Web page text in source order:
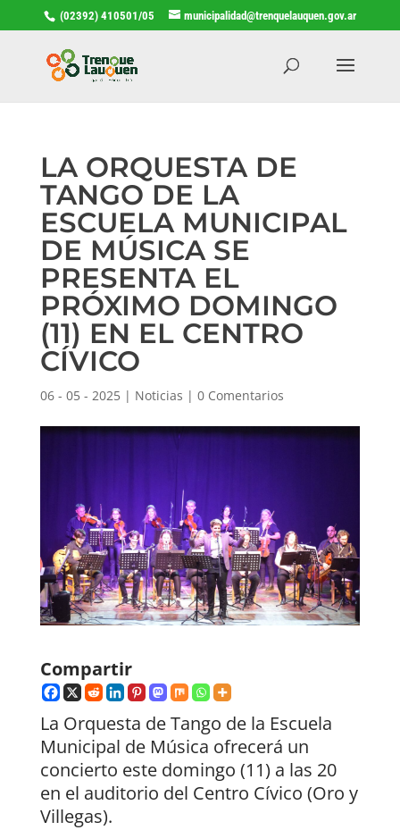
(02392) 410501/05 municipalidad@trenquelauquen.gov.ar
LA ORQUESTA DE
TANGO DE LA
ESCUELA MUNICIPAL
DE MÚSICA SE
PRESENTA EL
PRÓXIMO DOMINGO
(11) EN EL CENTRO
CÍVICO
06 - 05 - 2025| Noticias | 0 Comentarios
Compartir
La Orquesta de Tango de la Escuela
Municipal de Música ofrecerá un
concierto este domingo (11) a las 20
en el auditorio del Centro Cívico (Oro y
Villegas).